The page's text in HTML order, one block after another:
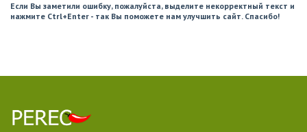
Если Вы заметили ошибку, пожалуйста, выделите некорректный текст и
нажмите Ctrl+Enter - так Вы поможете нам улучшить сайт. Спасибо!